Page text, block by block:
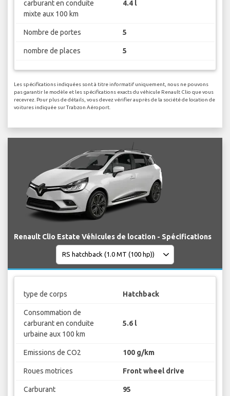
carburant en conduite
mixte aux 100 km
4.4 l
Nombre de portes 5
nombre de places 5
Les spécifications indiquées sont à titre informatif uniquement, nous ne pouvons
pas garantir le modèle et les spécifications exacts du véhicule Renault Clio que vous
recevrez. Pour plus de détails, vous devez vérifier auprès de la société de location de
voitures indiquée sur Trabzon Aéroport.
Renault Clio Estate Véhicules de location - Spécifications
type de corps Hatchback
Consommation de
carburant en conduite
urbaine aux 100 km
5.6 l
Emissions de CO2 100 g/km
Roues motrices Front wheel drive
Carburant 95